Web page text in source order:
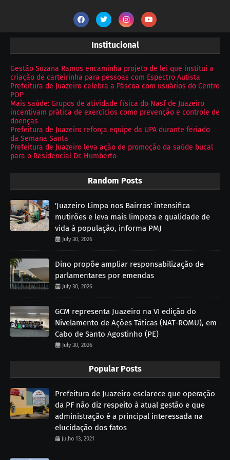
Institucional
Gestão Suzana Ramos encaminha projeto de lei que institui a
criação de carteirinha para pessoas com Espectro Autista
Prefeitura de Juazeiro celebra a Páscoa com usuários do Centro
POP
Mais saúde: Grupos de atividade física do Nasf de Juazeiro
incentivam prática de exercícios como prevenção e controle de
doenças
Prefeitura de Juazeiro reforça equipe da UPA durante feriado
da Semana Santa
Prefeitura de Juazeiro leva ação de promoção da saúde bucal
para o Residencial Dr. Humberto
Random Posts
'Juazeiro Limpa nos Bairros' intensifica
mutirões e leva mais limpeza e qualidade de
vida à população, informa PMJ
July 30, 2026
Dino propõe ampliar responsabilização de
parlamentares por emendas
July 30, 2026
GCM representa Juazeiro na VI edição do
Nivelamento de Ações Táticas (NAT-ROMU), em
Cabo de Santo Agostinho (PE)
July 30, 2026
Popular Posts
Prefeitura de Juazeiro esclarece que operação
da PF não diz respeito à atual gestão e que
administração é a principal interessada na
elucidação dos fatos
julho 13, 2021